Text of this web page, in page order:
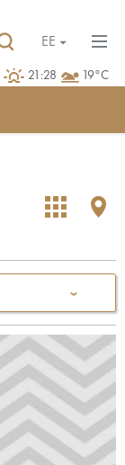
21:28 19°C
EE